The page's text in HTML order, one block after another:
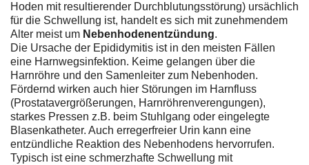
Hoden mit resultierender Durchblutungsstörung) ursächlich
für die Schwellung ist, handelt es sich mit zunehmendem
Alter meist um Nebenhodenentzündung.
Die Ursache der Epididymitis ist in den meisten Fällen
eine Harnwegsinfektion. Keime gelangen über die
Harnröhre und den Samenleiter zum Nebenhoden.
Fördernd wirken auch hier Störungen im Harnfluss
(Prostatavergrößerungen, Harnröhrenverengungen),
starkes Pressen z.B. beim Stuhlgang oder eingelegte
Blasenkatheter. Auch erregerfreier Urin kann eine
entzündliche Reaktion des Nebenhodens hervorrufen.
Typisch ist eine schmerzhafte Schwellung mit